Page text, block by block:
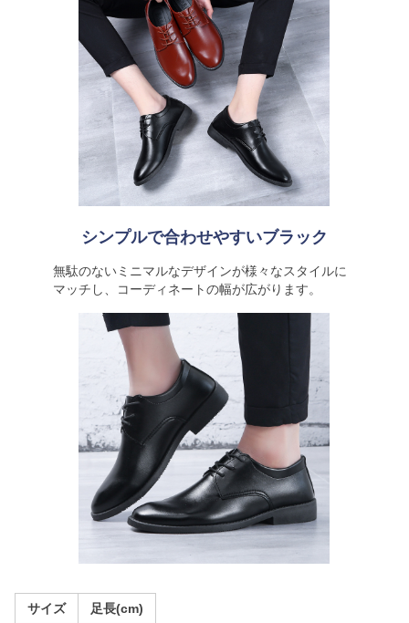
シンプルで合わせやすいブラック
無駄のないミニマルなデザインが様々なスタイルに
マッチし、コーディネートの幅が広がります。
サイズ 足長(cm)